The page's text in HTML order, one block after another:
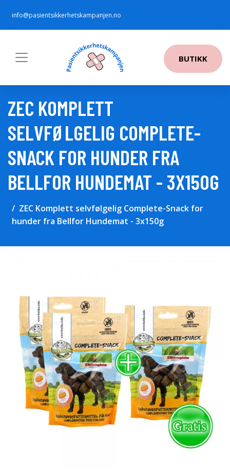
info@pasientsikkerhetskampanjen.no
BUTIKK
ZEC KOMPLETT
SELVFØLGELIG COMPLETE-
SNACK FOR HUNDER FRA
BELLFOR HUNDEMAT - 3X150G
ZEC Komplett selvfølgelig Complete-Snack for
hunder fra Bellfor Hundemat - 3x150g